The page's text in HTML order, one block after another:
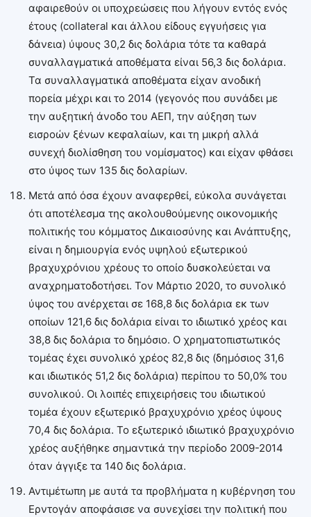
αφαιρεθούν οι υποχρεώσεις που λήγουν εντός ενός
έτους (collateral και άλλου είδους εγγυήσεις για
δάνεια) ύψους 30,2 δις δολάρια τότε τα καθαρά
συναλλαγματικά αποθέματα είναι 56,3 δις δολάρια.
Τα συναλλαγματικά αποθέματα είχαν ανοδική
πορεία μέχρι και το 2014 (γεγονός που συνάδει με
την αυξητική άνοδο του ΑΕΠ, την αύξηση των
εισροών ξένων κεφαλαίων, και τη μικρή αλλά
συνεχή διολίσθηση του νομίσματος) και είχαν φθάσει
στο ύψος των 135 δις δολαρίων.
Μετά από όσα έχουν αναφερθεί, εύκολα συνάγεται
ότι αποτέλεσμα της ακολουθούμενης οικονομικής
πολιτικής του κόμματος Δικαιοσύνης και Ανάπτυξης,
είναι η δημιουργία ενός υψηλού εξωτερικού
βραχυχρόνιου χρέους το οποίο δυσκολεύεται να
αναχρηματοδοτήσει. Τον Μάρτιο 2020, το συνολικό
ύψος του ανέρχεται σε 168,8 δις δολάρια εκ των
οποίων 121,6 δις δολάρια είναι το ιδιωτικό χρέος και
38,8 δις δολάρια το δημόσιο. Ο χρηματοπιστωτικός
τομέας έχει συνολικό χρέος 82,8 δις (δημόσιος 31,6
και ιδιωτικός 51,2 δις δολάρια) περίπου το 50,0% του
συνολικού. Οι λοιπές επιχειρήσεις του ιδιωτικού
τομέα έχουν εξωτερικό βραχυχρόνιο χρέος ύψους
70,4 δις δολάρια. Το εξωτερικό ιδιωτικό βραχυχρόνιο
χρέος αυξήθηκε σημαντικά την περίοδο 2009-2014
όταν άγγιξε τα 140 δις δολάρια.
Αντιμέτωπη με αυτά τα προβλήματα η κυβέρνηση του
Ερντογάν αποφάσισε να συνεχίσει την πολιτική που